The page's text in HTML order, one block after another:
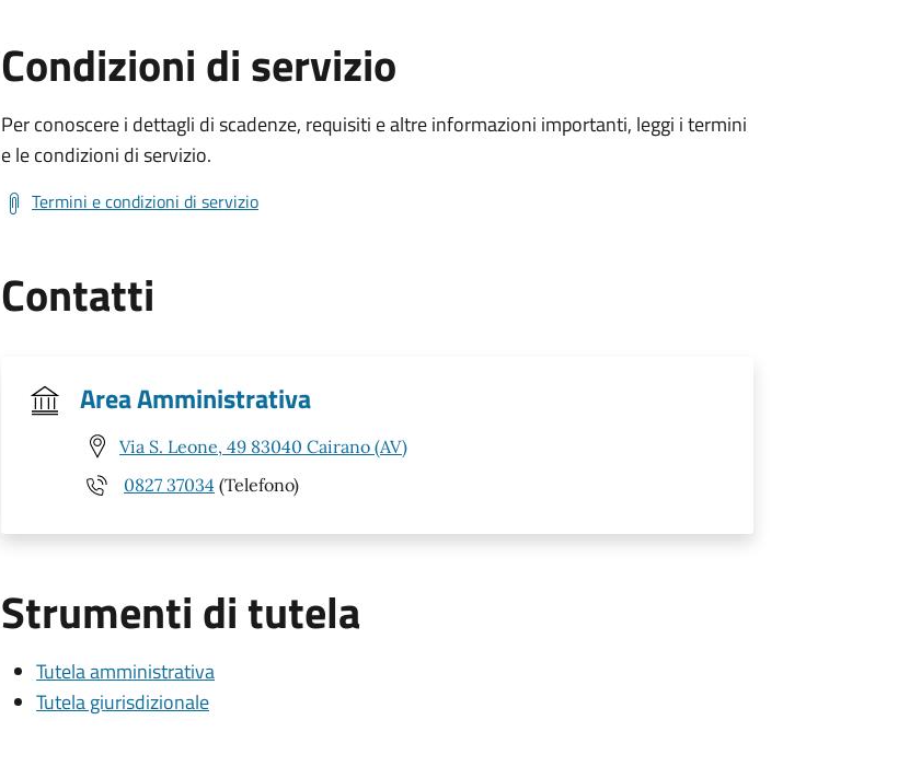
Condizioni di servizio
Per conoscere i dettagli di scadenze, requisiti e altre informazioni importanti, leggi i termini
e le condizioni di servizio.
Termini e condizioni di servizio
Contatti
Area Amministrativa
Via S. Leone, 49 83040 Cairano (AV)
0827 37034 (Telefono)
Strumenti di tutela
Tutela amministrativa
Tutela giurisdizionale